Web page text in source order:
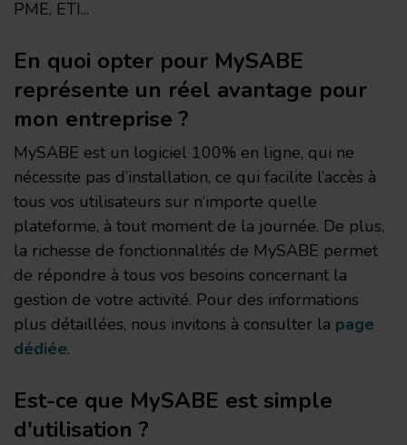
PME, ETI...
En quoi opter pour MySABE
représente un réel avantage pour
mon entreprise ?
MySABE est un logiciel 100% en ligne, qui ne
nécessite pas d’installation, ce qui facilite l’accès à
tous vos utilisateurs sur n‘importe quelle
plateforme, à tout moment de la journée. De plus,
la richesse de fonctionnalités de MySABE permet
de répondre à tous vos besoins concernant la
gestion de votre activité. Pour des informations
plus détaillées, nous invitons à consulter la page
dédiée.
Est-ce que MySABE est simple
d'utilisation ?